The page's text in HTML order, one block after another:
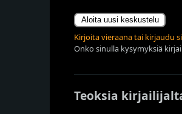
Aloita uusi keskustelu
Kirjoita vieraana tai kirjaudu
Onko sinulla kysymyksiä
Teoksia